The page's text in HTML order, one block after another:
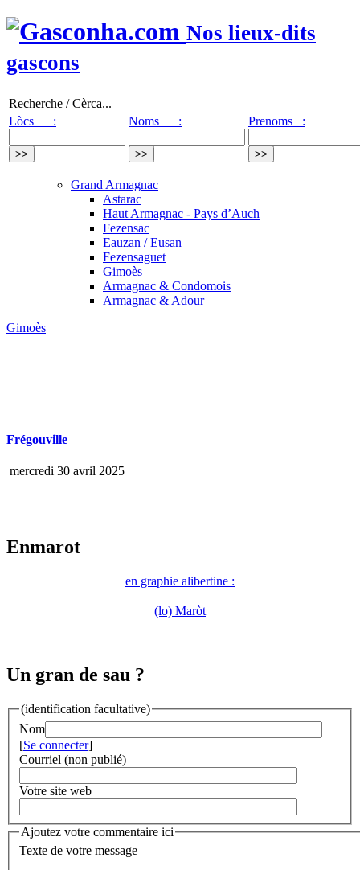
Nos lieux-dits
gascons
Recherche / Cèrca...
Lòcs :
Noms : Prenoms :
Grand Armagnac
Astarac
Haut Armagnac - Pays d’Auch
Fezensac
Eauzan / Eusan
Fezensaguet
Gimoès
Armagnac & Condomois
Armagnac & Adour
Gimoès
Frégouville
mercredi 30 avril 2025
Enmarot
en graphie alibertine :
(lo) Maròt
Un gran de sau ?
(identification facultative)
Nom
[Se connecter]
Courriel (non publié)
Votre site web
Ajoutez votre commentaire ici
Texte de votre message